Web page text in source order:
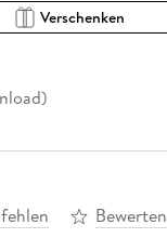
Verschenken
Bewerten